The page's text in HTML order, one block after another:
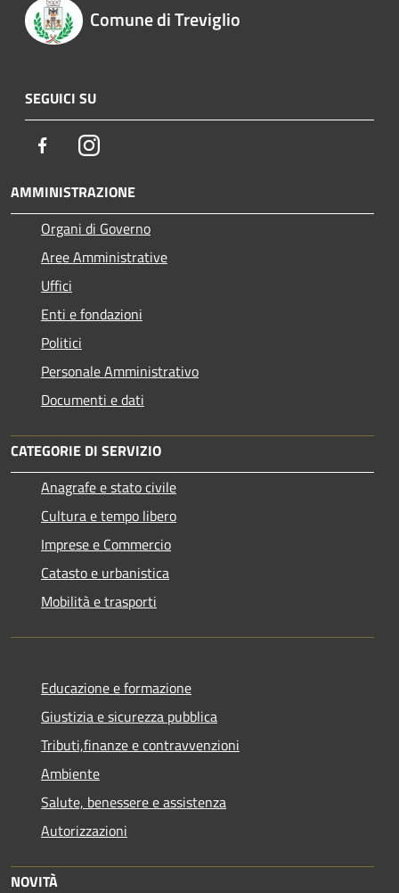
Comune di Treviglio
SEGUICI SU
FacebookInstagram
AMMINISTRAZIONE
Organi di Governo
Aree Amministrative
Uffici
Enti e fondazioni
Politici
Personale Amministrativo
Documenti e dati
CATEGORIE DI SERVIZIO
Anagrafe e stato civile
Cultura e tempo libero
Imprese e Commercio
Catasto e urbanistica
Mobilità e trasporti
Educazione e formazione
Giustizia e sicurezza pubblica
Tributi,finanze e contravvenzioni
Ambiente
Salute, benessere e assistenza
Autorizzazioni
NOVITÀ